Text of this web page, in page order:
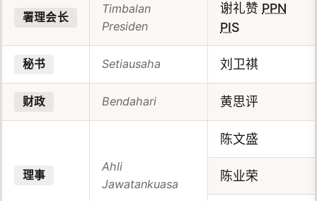
署理会长
Timbalan
Presiden
谢礼赞 PPN
PIS
秘书 Setiausaha 刘卫祺
财政 Bendahari 黄思评
理事
Ahli
Jawatankuasa
陈文盛
陈业荣